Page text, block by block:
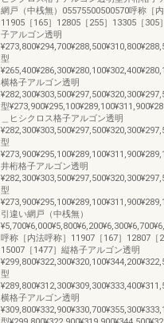
網戸（中桟無）05575500500570呼称［内
11905［165］12805［255］13305［305
子アルゴン透明
型
横格子アルゴン透明
型
＿ヒシクロス格子アルゴン透明
型
井桁格子アルゴン透明
型
引違い網戸（中桟無）
呼称［内法呼称］11907［167］12807［
15007［1477］縦格子アルゴン透明
型
横格子アルゴン透明